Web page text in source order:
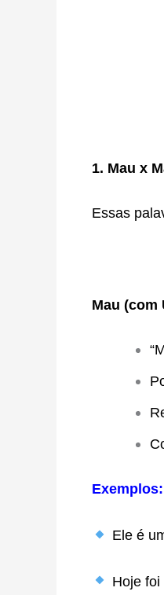
1. Mau x
Essas
Mau (com
Exemplos:
Ele é
Hoje foi